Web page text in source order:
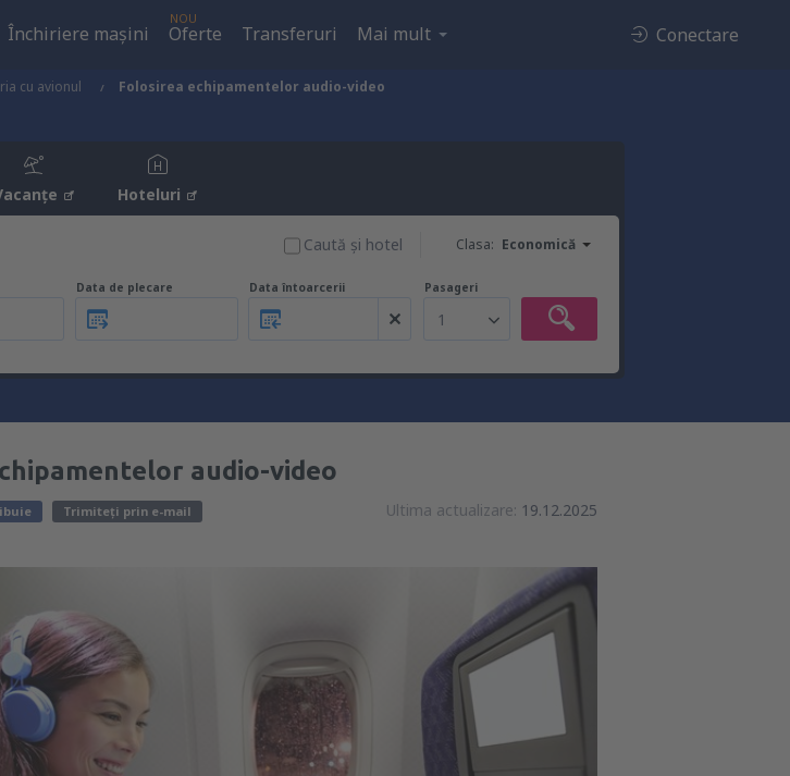
Închiriere mașini
NOU
Oferte Transferuri Mai mult Conectare
cu avionul Folosirea echipamentelor audio-video
Hoteluri
Clasa: Economică
Caută şi hotel
Data de plecare Data întoarcerii Pasageri
1
audio-video
Trimiteți prin e-mail Ultima actualizare: 19.12.2025